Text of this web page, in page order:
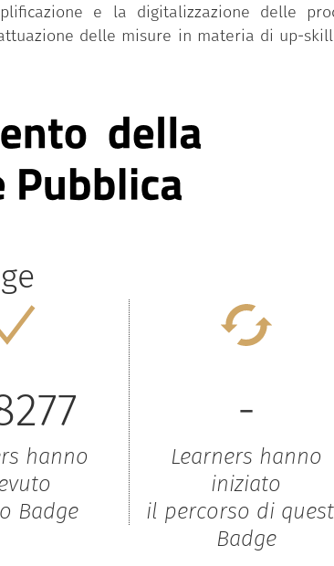
e la digitalizzazione delle
delle misure in materia di up-
hanno
Badge
-
Learners hanno
iniziato
il percorso di
Badge